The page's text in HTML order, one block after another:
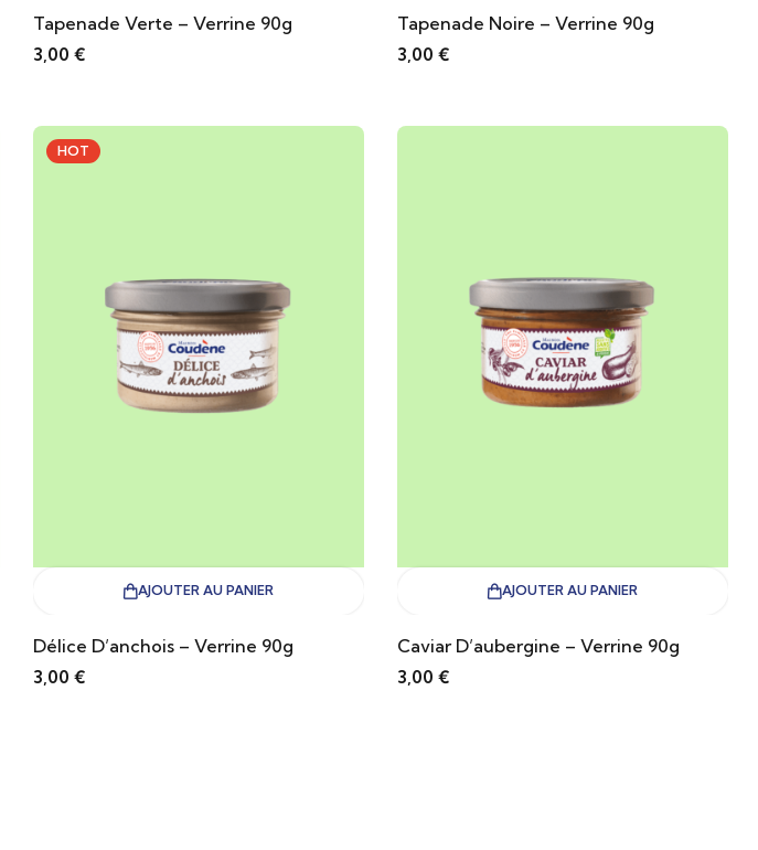
Tapenade Verte – Verrine 90g
3,00 €
Tapenade Noire – Verrine 90g
3,00 €
HOT
AJOUTER AU PANIER
Délice D’anchois – Verrine 90g
3,00 €
AJOUTER AU PANIER
Caviar D’aubergine – Verrine 90g
3,00 €